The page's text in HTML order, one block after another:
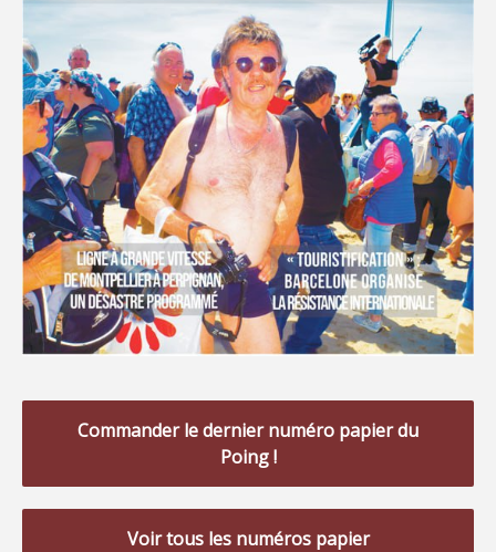
Commander le dernier numéro papier du
Poing !
Voir tous les numéros papier